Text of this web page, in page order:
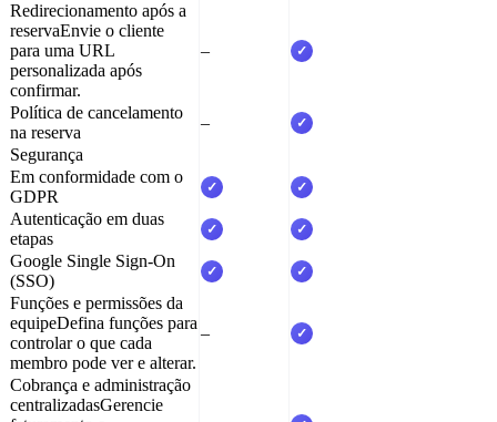
Redirecionamento após a
reservaEnvie o cliente
para uma URL
personalizada após
confirmar.
– ✓
Política de cancelamento
na reserva
– ✓
Segurança
Em conformidade com o
GDPR
✓ ✓
Autenticação em duas
etapas
✓ ✓
Google Single Sign-On
(SSO)
✓ ✓
Funções e permissões da
equipeDefina funções para
controlar o que cada
membro pode ver e alterar.
– ✓
Cobrança e administração
centralizadasGerencie